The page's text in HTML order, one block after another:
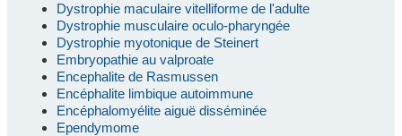
Dystrophie maculaire vitelliforme de l'adulte
Dystrophie musculaire oculo-pharyngée
Dystrophie myotonique de Steinert
Embryopathie au valproate
Encephalite de Rasmussen
Encéphalite limbique autoimmune
Encéphalomyélite aiguë disséminée
Ependymome